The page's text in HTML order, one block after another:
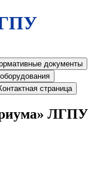
документы
страница
ЛГПУ